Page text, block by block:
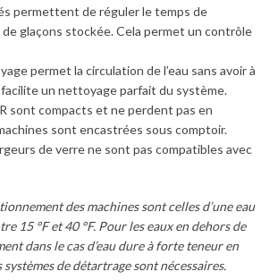
permettent de réguler le temps de
glaçons stockée. Cela permet un contrôle
permet la circulation de l’eau sans avoir à
un nettoyage parfait du système.
sont compacts et ne perdent pas en
sont encastrées sous comptoir.
de verre ne sont pas compatibles avec
des machines sont celles d’une eau
15 °F et 40 °F. Pour les eaux en dehors de
dans le cas d’eau dure à forte teneur en
de détartrage sont nécessaires.